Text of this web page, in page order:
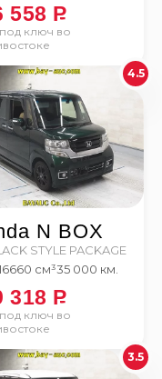
ключ во
558 P
4.5
N BOX
STYLE PACKAGE
660 см³35 000 км.
ключ во
318 P
3.5